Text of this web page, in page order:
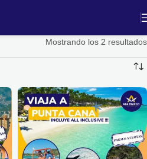
Mostrando los 2 resultados